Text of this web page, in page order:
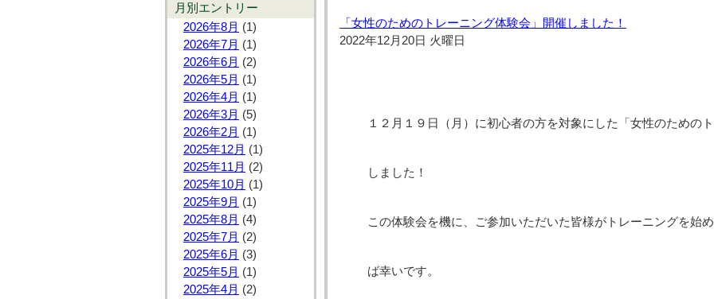
月別エントリー
2026年8月 (1)
2026年7月 (1)
2026年6月 (2)
2026年5月 (1)
2026年4月 (1)
2026年3月 (5)
2026年2月 (1)
2025年12月 (1)
2025年11月 (2)
2025年10月 (1)
2025年9月 (1)
2025年8月 (4)
2025年7月 (2)
2025年6月 (3)
2025年5月 (1)
2025年4月 (2)
「女性のためのトレーニング体験会」開催しました！
2022年12月20日 火曜日
１２月１９日（月）に初心者の方を対象にした「女性のための
しました！
この体験会を機に、ご参加いただいた皆様がトレーニングを始
ば幸いです。